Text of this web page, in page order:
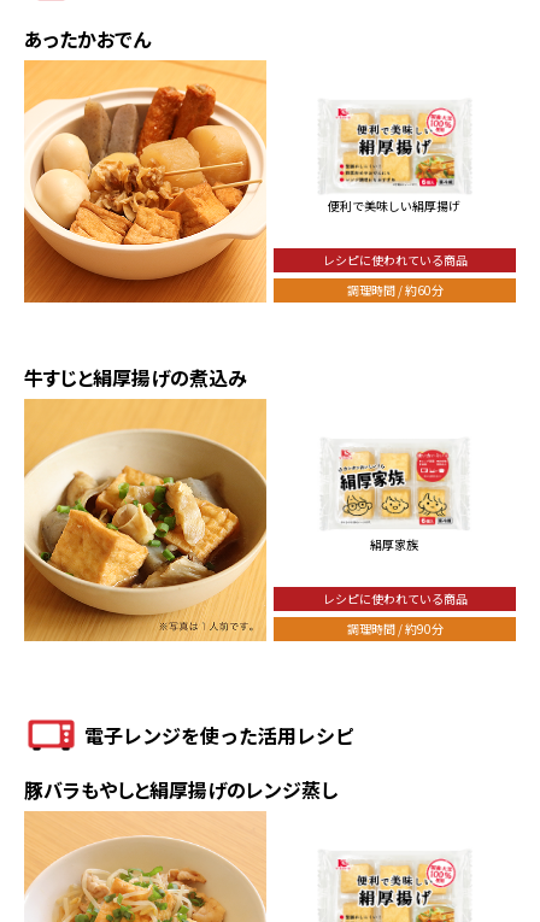
あったかおでん
便利で美味しい絹厚揚げ
レシピに使われている商品
調理時間 / 約60分
牛すじと絹厚揚げの煮込み
絹厚家族
レシピに使われている商品
調理時間 / 約90分
電子レンジを使った活用レシピ
豚バラもやしと絹厚揚げのレンジ蒸し